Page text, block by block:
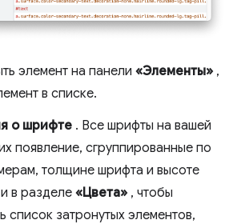
элемент на панели «Элементы» ,
в списке.
о шрифте . Все шрифты на вашей
появление, сгруппированные по
толщине шрифта и высоте
в разделе «Цвета» , чтобы
список затронутых элементов,